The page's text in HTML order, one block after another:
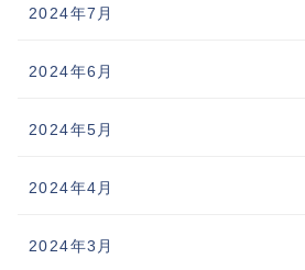
2024年7月
2024年6月
2024年5月
2024年4月
2024年3月